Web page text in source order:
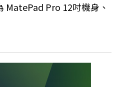
MatePad Pro 12吋機身、